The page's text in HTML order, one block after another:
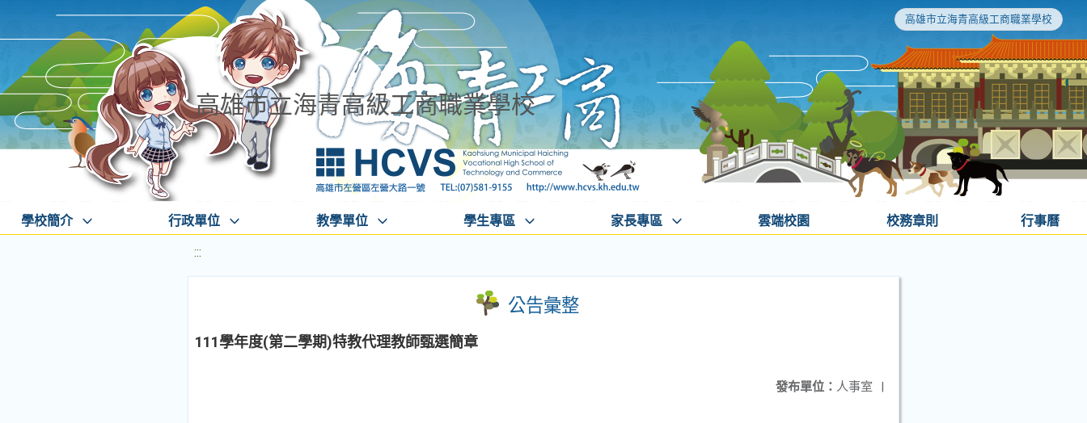
高雄市立海青高級工商職業學校
高雄市立海青高級工商職業學校
學校簡介 行政單位 教學單位 學生專區 家長專區 雲端校園 校務章則 行事曆
:::
公告彙整
111學年度(第二學期)特教代理教師甄選簡章
發布單位： 人事室 |